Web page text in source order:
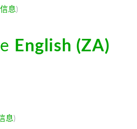
信息)
English (ZA)
息)